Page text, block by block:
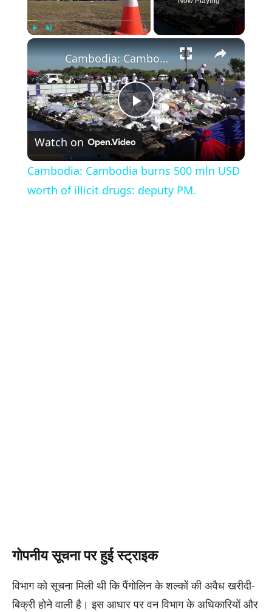
Play Unmute Fullscreen ×
Play
Video
Cambodia: Cambodia burns 500 mln USD worth of illicit drugs: deputy PM.
Watch on
Cambodia: Cambodia burns 500 mln USD
worth of illicit drugs: deputy PM.
गोपनीय सूचना पर हुई स्ट्राइक
​विभाग को सूचना मिली थी कि पैंगोलिन के शल्कों की अवैध खरीदी-
बिक्री होने वाली है। इस आधार पर वन विभाग के अधिकारियों और